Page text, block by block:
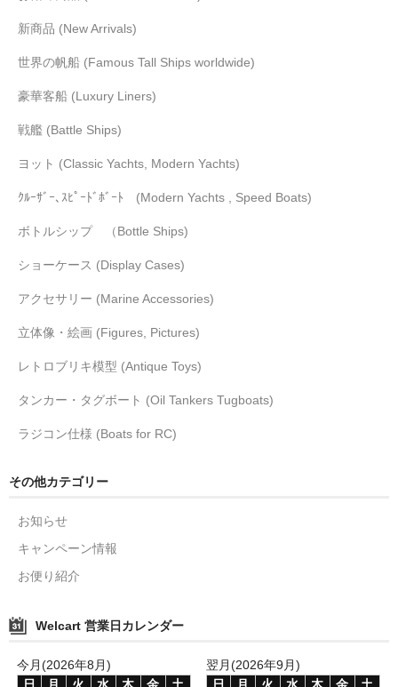
新商品 (New Arrivals)
世界の帆船 (Famous Tall Ships worldwide)
豪華客船 (Luxury Liners)
戦艦 (Battle Ships)
ヨット (Classic Yachts, Modern Yachts)
ｸﾙｰｻﾞｰ､ｽﾋﾟｰﾄﾞﾎﾞｰﾄ (Modern Yachts , Speed Boats)
ボトルシップ （Bottle Ships)
ショーケース (Display Cases)
アクセサリー (Marine Accessories)
立体像・絵画 (Figures, Pictures)
レトロブリキ模型 (Antique Toys)
タンカー・タグボート (Oil Tankers Tugboats)
ラジコン仕様 (Boats for RC)
その他カテゴリー
お知らせ
キャンペーン情報
お便り紹介
Welcart 営業日カレンダー
今月(2026年8月)
翌月(2026年9月)